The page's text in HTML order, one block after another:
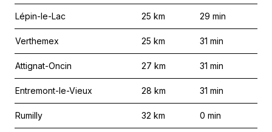
Lépin-le-Lac 25 km 29 min
Verthemex 25 km 31 min
Attignat-Oncin 27 km 31 min
Entremont-le-Vieux 28 km 31 min
Rumilly 32 km 0 min